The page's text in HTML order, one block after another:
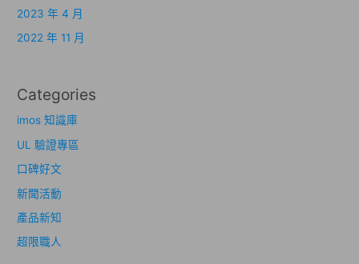
2023 年 4 月
2022 年 11 月
Categories
imos 知識庫
UL 驗證專區
口碑好文
新聞活動
產品新知
超限職人